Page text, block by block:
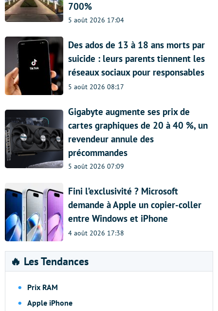
700%
5 août 2026 17:04
Des ados de 13 à 18 ans morts par
suicide : leurs parents tiennent les
réseaux sociaux pour responsables
5 août 2026 08:17
Gigabyte augmente ses prix de
cartes graphiques de 20 à 40 %, un
revendeur annule des
précommandes
5 août 2026 07:09
Fini l’exclusivité ? Microsoft
demande à Apple un copier-coller
entre Windows et iPhone
4 août 2026 17:38
🔥 Les Tendances
Prix RAM
Apple iPhone